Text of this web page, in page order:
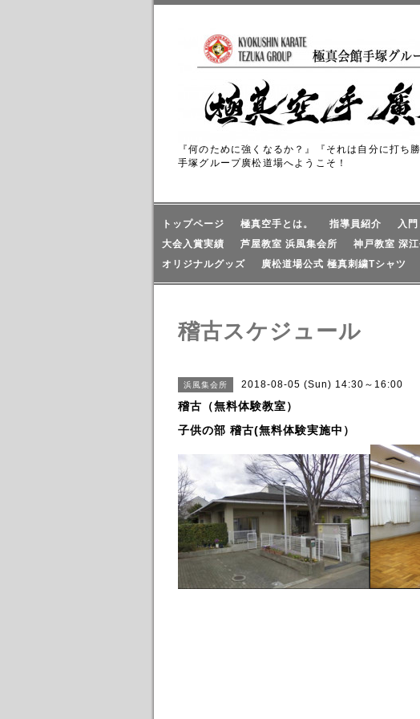
『何のために強くなるか？』『それは自分に打
手塚グループ廣松道場へようこそ！
トップページ 極真空手とは。 指導員紹介 入
大会入賞実績
芦屋教室 浜風集会所 神戸教室 深
オリジナルグッズ
廣松道場公式 極真刺繍Tシャツ
稽古スケジュール
浜風集会所 2018-08-05 (Sun) 14:30～16:00
稽古（無料体験教室）
子供の部 稽古(無料体験実施中）